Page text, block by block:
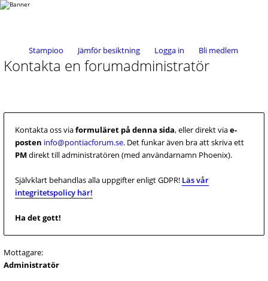
Stampioo Jämför besiktning Logga in Bli medlem
Kontakta en forumadministratör
Kontakta oss viaformuläret på denna sida, eller direkt viae-
posten info@pontiacforum.se. Det funkar även bra att skriva ett
PMdirekt till administratören (med användarnamn Phoenix).
Självklart behandlas alla uppgifter enligt GDPR! Läs vår
integritetspolicy här!
Ha det gott!
Mottagare:
Administratör